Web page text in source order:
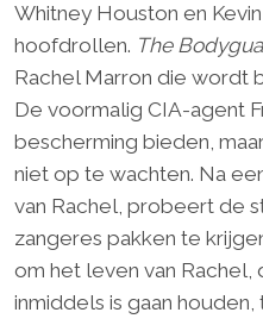
Whitney Houston en
hoofdrollen. The
Rachel Marron die wordt
De voormalig CIA-agent
bescherming bieden,
niet op te wachten. Na
van Rachel, probeert de
zangeres pakken te
om het leven van Rachel,
inmiddels is gaan